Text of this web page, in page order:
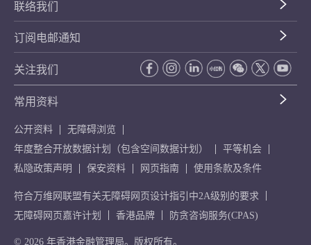
联络我们
订阅电邮通知
关注我们
常用资料
公开资料
无障碍浏览
年度整合开放数据计划（包含空间数据计划）
平等机会
私隐政策声明
保安资料 网页指南 使用条款及条件
符合万维网联盟有关无障碍网页设计指引中2A级别的要求
无障碍网页嘉许计划
香港品牌 防贪咨询服务(CPAS)
© 2026 年香港金融管理局。版权所有。